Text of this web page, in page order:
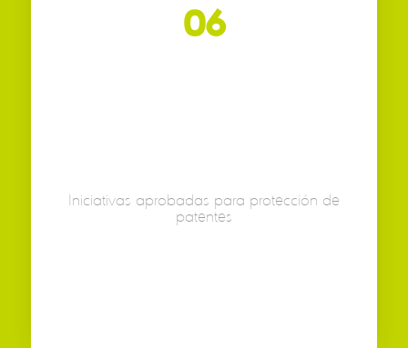
06
Iniciativas aprobadas para protección de
patentes